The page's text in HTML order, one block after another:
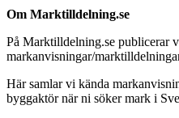
Om Marktilldelning.se
På Marktilldelning.se publicerar
markanvisningar/
Här samlar vi kända
byggaktör när ni söker mark i